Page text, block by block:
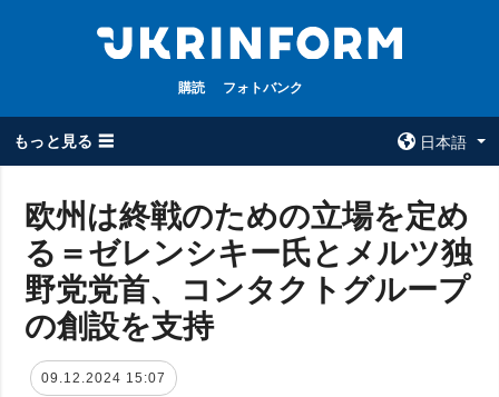
購読 フォトバンク
もっと見る ☰
日本語
全てのトピック
戦争
被占領地
経済・復興
ウクルインフォ
ルム
ウクルインフォル
欧州は終戦のための立場を定め
る＝ゼレンシキー氏とメルツ独
野党党首、コンタクトグループ
の創設を支持
09.12.2024 15:07